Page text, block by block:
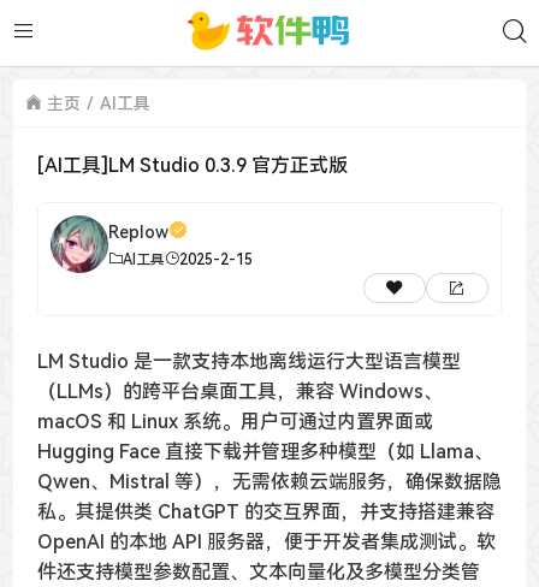
主页 AI工具
[AI工具]LM Studio 0.3.9 官方正式版
Replow
AI工具 2025-2-15
LM Studio 是一款支持本地离线运行大型语言模型
（LLMs）的跨平台桌面工具，兼容 Windows、
macOS 和 Linux 系统。用户可通过内置界面或
Hugging Face 直接下载并管理多种模型（如 Llama、
Qwen、Mistral 等），无需依赖云端服务，确保数据隐
私。其提供类 ChatGPT 的交互界面，并支持搭建兼容
OpenAI 的本地 API 服务器，便于开发者集成测试。软
件还支持模型参数配置、文本向量化及多模型分类管